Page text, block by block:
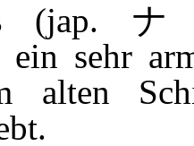
(jap.
sehr
alten